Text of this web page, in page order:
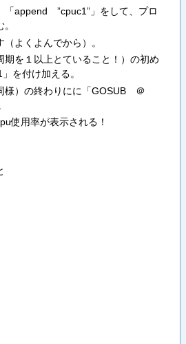
「append ”cpuc1”」をして、プロ
よくよんでから）。
期を１以上とていること！）の初め
を付け加える。
様）の終わりにに「GOSUB ＠
使用率が表示される！